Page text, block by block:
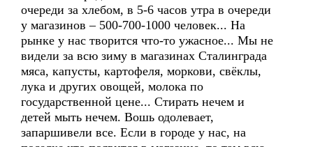
очереди за хлебом, в 5-6 часов утра в очереди
у магазинов – 500-700-1000 человек... На
рынке у нас творится что-то ужасное... Мы не
видели за всю зиму в магазинах Сталинграда
мяса, капусты, картофеля, моркови, свёклы,
лука и других овощей, молока по
государственной цене... Стирать нечем и
детей мыть нечем. Вошь одолевает,
запаршивели все. Если в городе у нас, на